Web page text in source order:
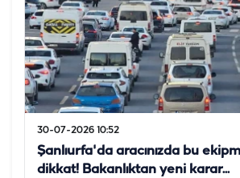
30-07-2026 10:52
Şanlıurfa'da aracınızda bu
dikkat! Bakanlıktan yeni karar...